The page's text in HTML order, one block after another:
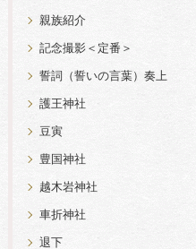
親族紹介
記念撮影＜定番＞
誓詞（誓いの言葉）奏上
護王神社
豆寅
豊国神社
越木岩神社
車折神社
退下